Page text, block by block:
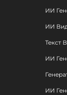
ИИ
ИИ
Текст
ИИ
ИИ